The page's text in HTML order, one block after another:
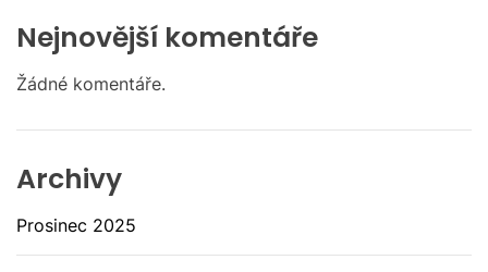
Nejnovější komentáře
Žádné komentáře.
Archivy
Prosinec 2025